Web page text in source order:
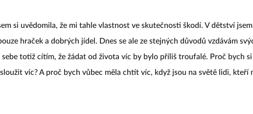
si uvědomila, že mi tahle vlastnost ve skutečnosti škodí. V dětství jsem
hraček a dobrých jídel. Dnes se ale ze stejných důvodů vzdávám
totiž cítím, že žádat od života víc by bylo příliš troufalé. Proč bych si
víc? A proč bych vůbec měla chtít víc, když jsou na světě lidi, kteří